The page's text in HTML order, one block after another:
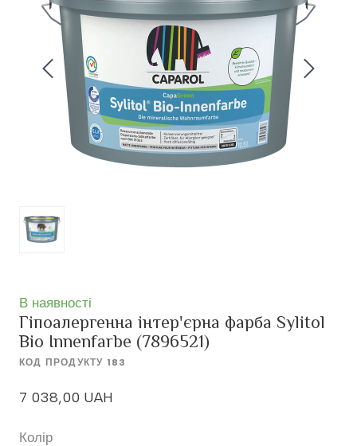
В наявності
Гіпоалергенна інтер'єрна фарба Sylitol
Bio Innenfarbe (7896521)
КОД ПРОДУКТУ 183
7 038,00 UAH
Колір